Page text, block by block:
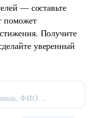
— составьте
поможет
Получите
уверенный
навык, ФИО…